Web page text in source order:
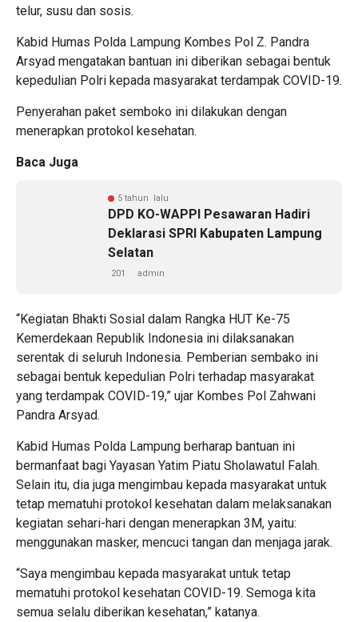
telur, susu dan sosis.
Kabid Humas Polda Lampung Kombes Pol Z. Pandra
Arsyad mengatakan bantuan ini diberikan sebagai bentuk
kepedulian Polri kepada masyarakat terdampak COVID-19.
Penyerahan paket semboko ini dilakukan dengan
menerapkan protokol kesehatan.
Baca Juga
5 tahun lalu
DPD KO-WAPPI Pesawaran Hadiri
Deklarasi SPRI Kabupaten Lampung
Selatan
201 admin
“Kegiatan Bhakti Sosial dalam Rangka HUT Ke-75
Kemerdekaan Republik Indonesia ini dilaksanakan
serentak di seluruh Indonesia. Pemberian sembako ini
sebagai bentuk kepedulian Polri terhadap masyarakat
yang terdampak COVID-19,” ujar Kombes Pol Zahwani
Pandra Arsyad.
Kabid Humas Polda Lampung berharap bantuan ini
bermanfaat bagi Yayasan Yatim Piatu Sholawatul Falah.
Selain itu, dia juga mengimbau kepada masyarakat untuk
tetap mematuhi protokol kesehatan dalam melaksanakan
kegiatan sehari-hari dengan menerapkan 3M, yaitu:
menggunakan masker, mencuci tangan dan menjaga jarak.
“Saya mengimbau kepada masyarakat untuk tetap
mematuhi protokol kesehatan COVID-19. Semoga kita
semua selalu diberikan kesehatan,” katanya.